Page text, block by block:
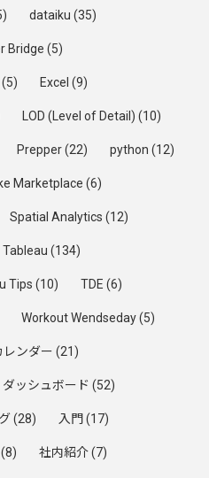
dataiku (35)
Bridge (5)
(5) Excel (9)
LOD (Level of Detail) (10)
Prepper(22) python (12)
Marketplace (6)
Spatial Analytics (12)
Tableau (134)
Tips (10) TDE (6)
Workout Wendseday(5)
レンダー (21)
ダッシュボード (52)
(28) 入門 (17)
(8) 社内紹介(7)